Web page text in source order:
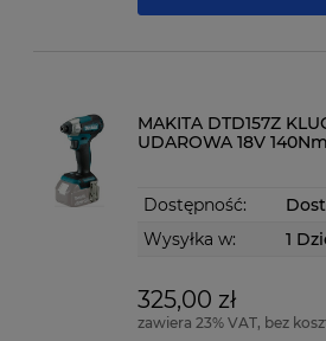
MAKITA DTD157Z
UDAROWA 18V
Dostępność:
Wysyłka w:
1
325,00 zł
zawiera 23% VAT, bez